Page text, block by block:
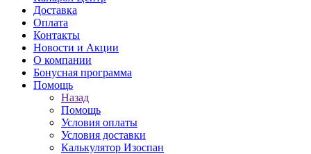
Доставка
Оплата
Контакты
Новости и Акции
О компании
Бонусная программа
Помощь
Назад
Помощь
Условия оплаты
Условия доставки
Калькулятор Изоспан